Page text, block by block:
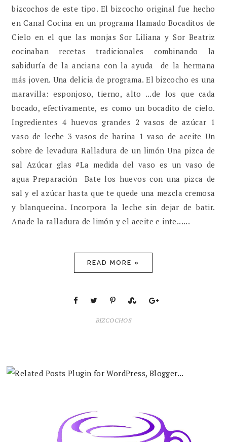
bizcochos de este tipo. El bizcocho original fue hecho
en Canal Cocina en un programa llamado Bocaditos de
Cielo en el que las monjas Sor Liliana y Sor Beatriz
cocinaban recetas tradicionales combinando la
sabiduría de la anciana con la ayuda de la hermana
más joven. Una delicia de programa. El bizcocho es una
maravilla: esponjoso, tierno, alto ...de los que cada
bocado, efectivamente, es como un bocadito de cielo.
Ingredientes 4 huevos grandes 2 vasos de azúcar 1
vaso de leche 3 vasos de harina 1 vaso de aceite Un
sobre de levadura Ralladura de un limón Una pizca de
sal Azúcar glas #La medida del vaso es un vaso de
agua Preparación Bate los huevos con una pizca de
sal y el azúcar hasta que te quede una mezcla cremosa
y blanquecina. Incorpora la leche sin dejar de batir.
Añade la ralladura de limón y el aceite e inte......
READ MORE »
BIZCOCHOS